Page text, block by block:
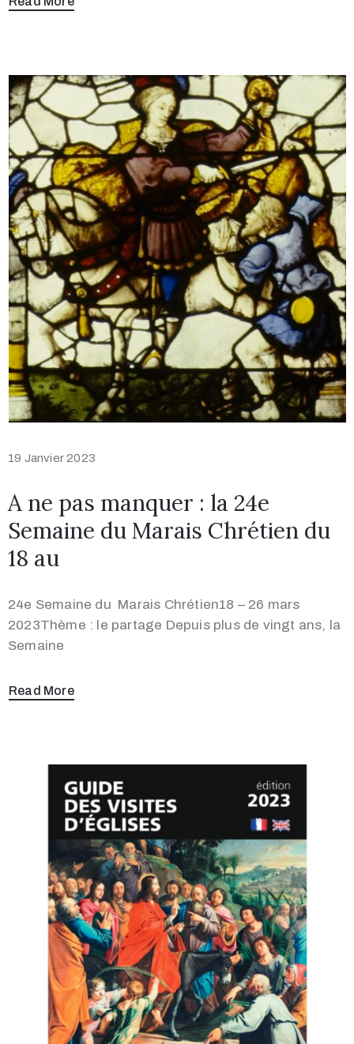
19 Janvier 2023
A ne pas manquer : la 24e
Semaine du Marais Chrétien du
18 au
24e Semaine du Marais Chrétien18 – 26 mars
2023Thème : le partage Depuis plus de vingt ans, la
Semaine
Read More